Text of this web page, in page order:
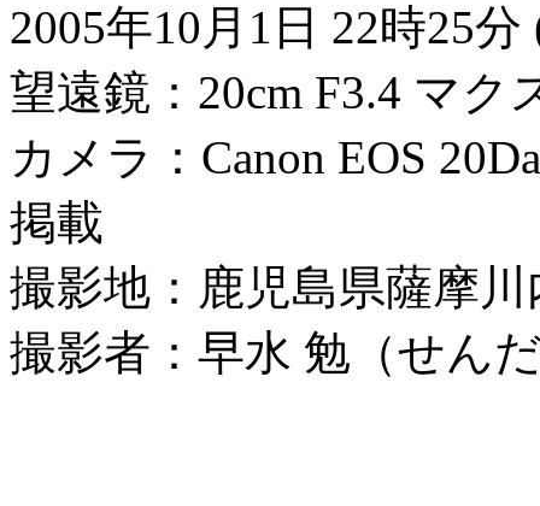
2005年10月1日 22時25
望遠鏡：20cm F3.4 マク
カメラ：Canon EOS
掲載
撮影地：鹿児島県薩摩川
撮影者：早水 勉（せん